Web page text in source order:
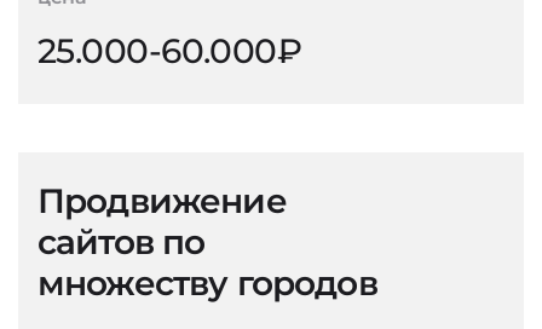
25.000-60.000₽
Продвижение
сайтов по
множеству городов